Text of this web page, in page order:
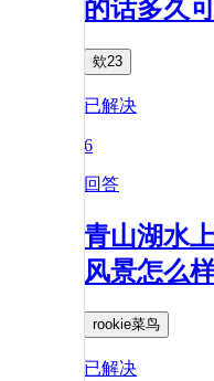
的话多久
欸23
已解决
6
回答
青山湖水
风景怎么
rookie菜鸟
已解决